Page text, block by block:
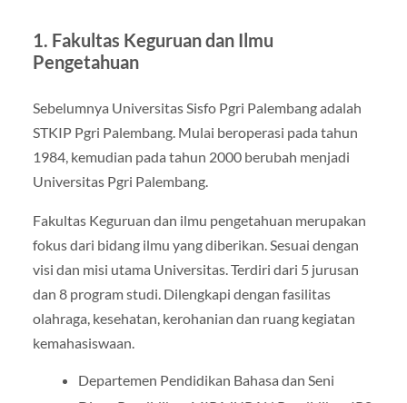
1. Fakultas Keguruan dan Ilmu
Pengetahuan
Sebelumnya Universitas Sisfo Pgri Palembang adalah
STKIP Pgri Palembang. Mulai beroperasi pada tahun
1984, kemudian pada tahun 2000 berubah menjadi
Universitas Pgri Palembang.
Fakultas Keguruan dan ilmu pengetahuan merupakan
fokus dari bidang ilmu yang diberikan. Sesuai dengan
visi dan misi utama Universitas. Terdiri dari 5 jurusan
dan 8 program studi. Dilengkapi dengan fasilitas
olahraga, kesehatan, kerohanian dan ruang kegiatan
kemahasiswaan.
Departemen Pendidikan Bahasa dan Seni